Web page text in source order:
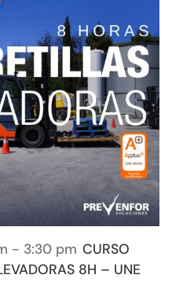
- 3:30 pm CURSO
8H – UNE